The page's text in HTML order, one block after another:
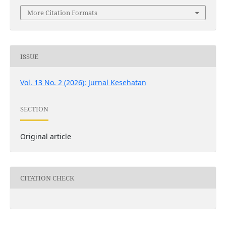
More Citation Formats
ISSUE
Vol. 13 No. 2 (2026): Jurnal Kesehatan
SECTION
Original article
CITATION CHECK